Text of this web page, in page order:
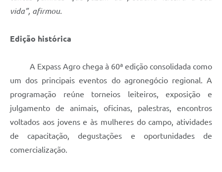
vida”, afirmou.
Edição histórica
A Expass Agro chega à 60ª edição consolidada como
um dos principais eventos do agronegócio regional. A
programação reúne torneios leiteiros, exposição e
julgamento de animais, oficinas, palestras, encontros
voltados aos jovens e às mulheres do campo, atividades
de capacitação, degustações e oportunidades de
comercialização.